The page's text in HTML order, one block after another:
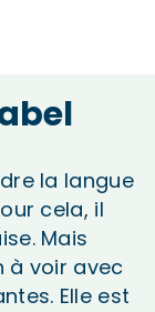
la langue
cela, il
Mais
à voir avec
Elle est